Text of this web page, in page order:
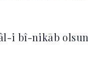
i bî-nikāb olsun